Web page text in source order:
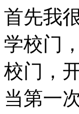
首先我
学校门
校门，
当第一